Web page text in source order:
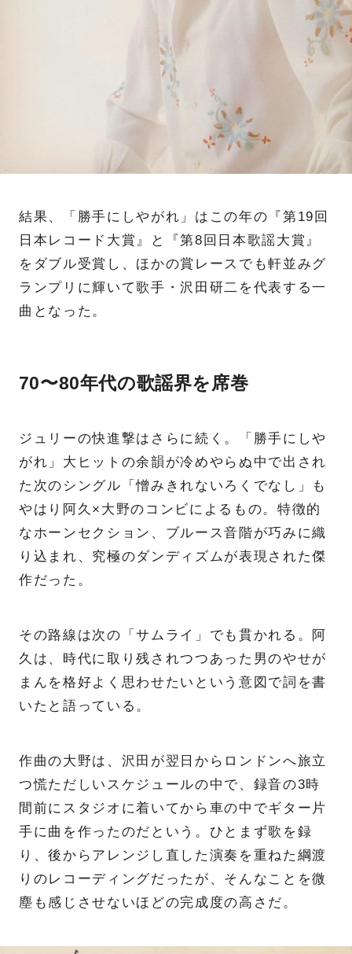
結果、「勝手にしやがれ」はこの年の『第19回
日本レコード大賞』と『第8回日本歌謡大賞』
をダブル受賞し、ほかの賞レースでも軒並みグ
ランプリに輝いて歌手・沢田研二を代表する一
曲となった。
70〜80年代の歌謡界を席巻
ジュリーの快進撃はさらに続く。「勝手にしや
がれ」大ヒットの余韻が冷めやらぬ中で出され
た次のシングル「憎みきれないろくでなし」も
やはり阿久×大野のコンビによるもの。特徴的
なホーンセクション、ブルース音階が巧みに織
り込まれ、究極のダンディズムが表現された傑
作だった。
その路線は次の「サムライ」でも貫かれる。阿
久は、時代に取り残されつつあった男のやせが
まんを格好よく思わせたいという意図で詞を書
いたと語っている。
作曲の大野は、沢田が翌日からロンドンへ旅立
つ慌ただしいスケジュールの中で、録音の3時
間前にスタジオに着いてから車の中でギター片
手に曲を作ったのだという。ひとまず歌を録
り、後からアレンジし直した演奏を重ねた綱渡
りのレコーディングだったが、そんなことを微
塵も感じさせないほどの完成度の高さだ。